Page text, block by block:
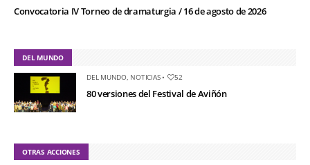
Convocatoria IV Torneo de dramaturgia / 16 de agosto de 2026
DEL MUNDO
DEL MUNDO, NOTICIAS• 52
80 versiones del Festival de Aviñón
OTRAS ACCIONES